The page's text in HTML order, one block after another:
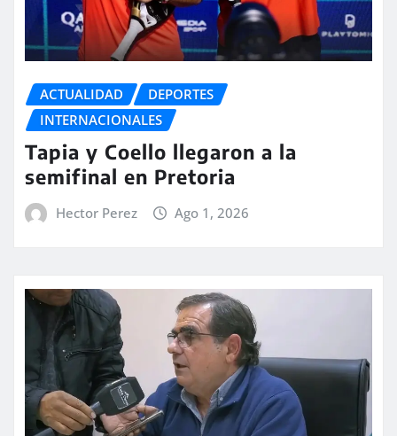
ACTUALIDAD
DEPORTES
INTERNACIONALES
Tapia y Coello llegaron a la
semifinal en Pretoria
Hector Perez Ago 1, 2026